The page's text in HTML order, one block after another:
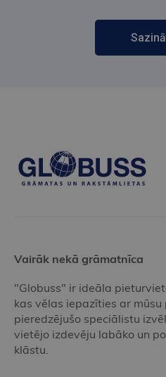
Vairāk nekā grāmatnīca
"Globuss" ir ideāla
kas vēlas iepazīties ar mūsu
pieredzējušo speciālistu
vietējo izdevēju labāko un
klāstu.